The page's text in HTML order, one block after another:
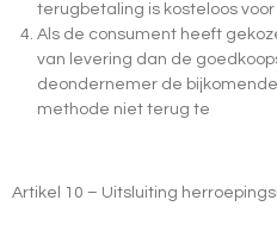
terugbetaling is kosteloos
Als de consument heeft
van levering dan de
deondernemer de
methode niet terug te
Artikel 10 – Uitsluiting